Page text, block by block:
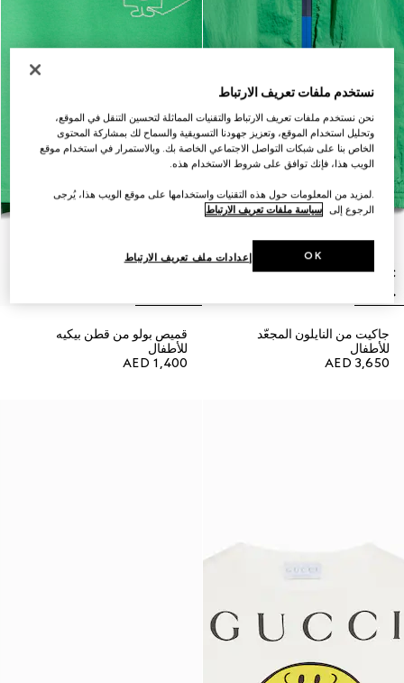
جاكيت من النايلون المجعّد
للأطفال
AED 3,650
قميص بولو من قطن بيكيه
للأطفال
AED 1,400
نستخدم ملفات تعريف الارتباط
نحن نستخدم ملفات تعريف الارتباط والتقنيات المماثلة لتحسين التنقل في الموقع،
وتحليل استخدام الموقع، وتعزيز جهودنا التسويقية والسماح لك بمشاركة المحتوى
الخاص بنا على شبكات التواصل الاجتماعي الخاصة بك. وبالاستمرار في استخدام موقع
الويب هذا، فإنك توافق على شروط الاستخدام هذه.
.لمزيد من المعلومات حول هذه التقنيات واستخدامها على موقع الويب هذا، يُرجى
الرجوع إلى سياسة ملفات تعريف الارتباط
إعدادات ملف تعريف الارتباط OK